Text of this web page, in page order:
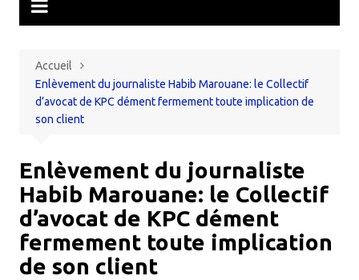
Accueil
Enlèvement du journaliste Habib Marouane: le Collectif
d’avocat de KPC dément fermement toute implication de
son client
Enlèvement du journaliste
Habib Marouane: le Collectif
d’avocat de KPC dément
fermement toute implication
de son client